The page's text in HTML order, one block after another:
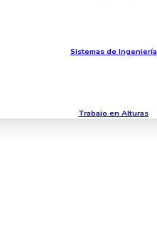
Sistemas de Ingeniería
Trabajo en Alturas